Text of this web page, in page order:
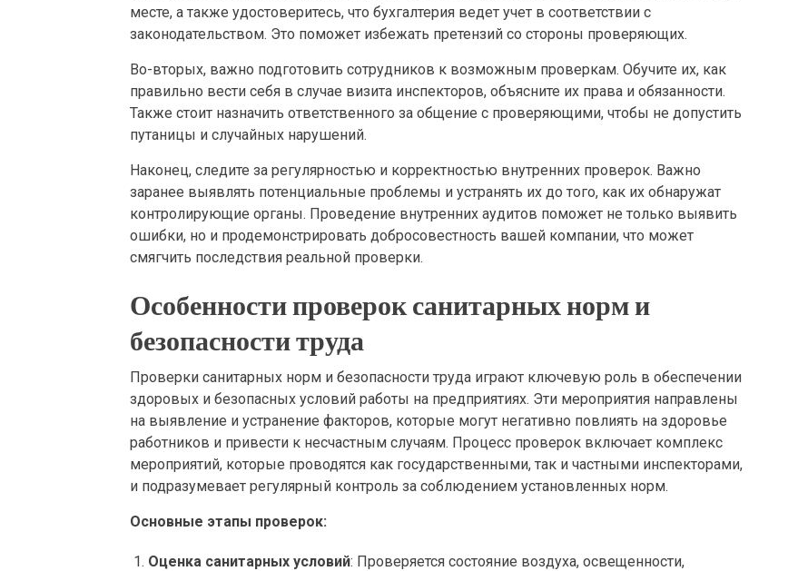
месте, а также удостоверитесь, что бухгалтерия ведет учет в соответствии с
законодательством. Это поможет избежать претензий со стороны проверяющих.
Во-вторых, важно подготовить сотрудников к возможным проверкам. Обучите их, как
правильно вести себя в случае визита инспекторов, объясните их права и обязанности.
Также стоит назначить ответственного за общение с проверяющими, чтобы не допустить
путаницы и случайных нарушений.
Наконец, следите за регулярностью и корректностью внутренних проверок. Важно
заранее выявлять потенциальные проблемы и устранять их до того, как их обнаружат
контролирующие органы. Проведение внутренних аудитов поможет не только выявить
ошибки, но и продемонстрировать добросовестность вашей компании, что может
смягчить последствия реальной проверки.
Особенности проверок санитарных норм и
безопасности труда
Проверки санитарных норм и безопасности труда играют ключевую роль в обеспечении
здоровых и безопасных условий работы на предприятиях. Эти мероприятия направлены
на выявление и устранение факторов, которые могут негативно повлиять на здоровье
работников и привести к несчастным случаям. Процесс проверок включает комплекс
мероприятий, которые проводятся как государственными, так и частными инспекторами,
и подразумевает регулярный контроль за соблюдением установленных норм.
Основные этапы проверок:
Оценка санитарных условий: Проверяется состояние воздуха, освещенности,